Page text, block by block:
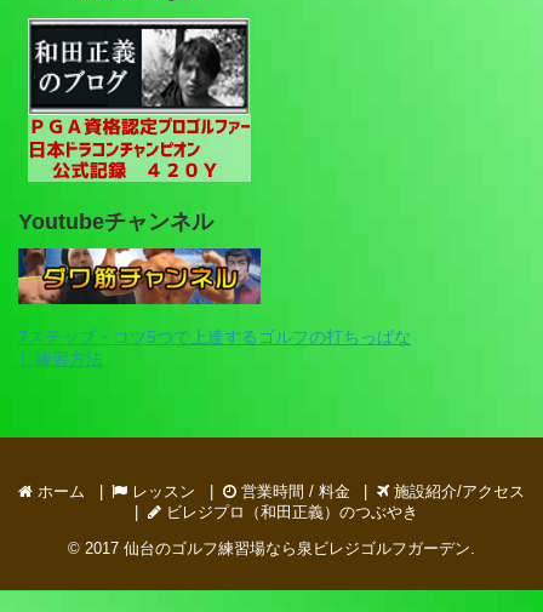
Youtubeチャンネル
7ステップ・コツ5つで上達するゴルフの打ちっぱな
し練習方法
ホーム レッスン 営業時間 / 料金
施設紹介/アクセス
ビレジプロ（和田正義）のつぶやき
© 2017 仙台のゴルフ練習場なら泉ビレジゴルフガーデン.